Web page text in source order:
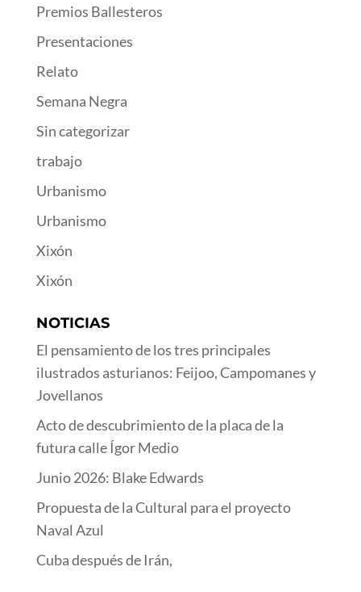
Premios Ballesteros
Presentaciones
Relato
Semana Negra
Sin categorizar
trabajo
Urbanismo
Urbanismo
Xixón
Xixón
NOTICIAS
El pensamiento de los tres principales
ilustrados asturianos: Feijoo, Campomanes y
Jovellanos
Acto de descubrimiento de la placa de la
futura calle Ígor Medio
Junio 2026: Blake Edwards
Propuesta de la Cultural para el proyecto
Naval Azul
Cuba después de Irán,